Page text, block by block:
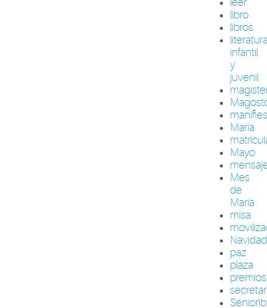
libro
libros
infantil
y
juvenil
María
Mayo
Mes
de
María
misa
Navidad
paz
plaza
premios